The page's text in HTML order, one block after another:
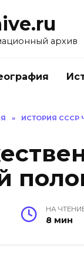
архив
» ИСТОРИЯ СССР
НА
8 мин